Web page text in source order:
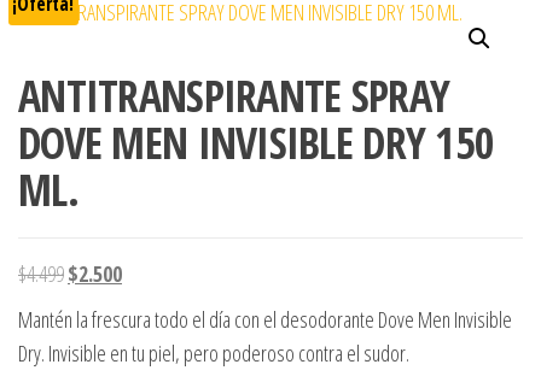
ANTITRANSPIRANTE SPRAY
DOVE MEN INVISIBLE DRY 150
ML.
$4.499El precio original era: $4.499.
$2.500El precio actual es: $2.500.
Mantén la frescura todo el día con el desodorante Dove Men Invisible
Dry. Invisible en tu piel, pero poderoso contra el sudor.